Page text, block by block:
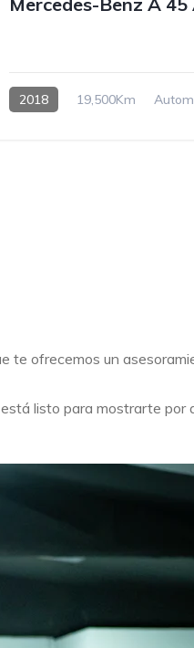
2018 19,500Km
te ofrecemos un
listo para mostrarte por